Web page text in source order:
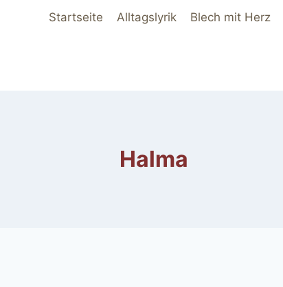
Startseite Alltagslyrik Blech mit Herz
Halma